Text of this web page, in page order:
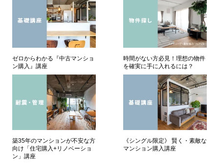
ゼロからわかる『中古マンショ
ン購入』講座
時間がない方必見！理想の物件
を確実に手に入れるには？
築35年のマンションが不安な方
向け「住宅購入+リノベーショ
ン」講座
《シングル限定》 賢く・素敵な
マンション購入講座